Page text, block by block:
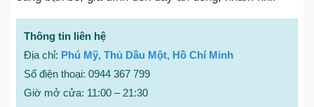
Thông tin liên hệ
Địa chỉ: Phú Mỹ, Thủ Dầu Một, Hồ Chí Minh
Số điện thoại: 0944 367 799
Giờ mở cửa: 11:00 – 21:30